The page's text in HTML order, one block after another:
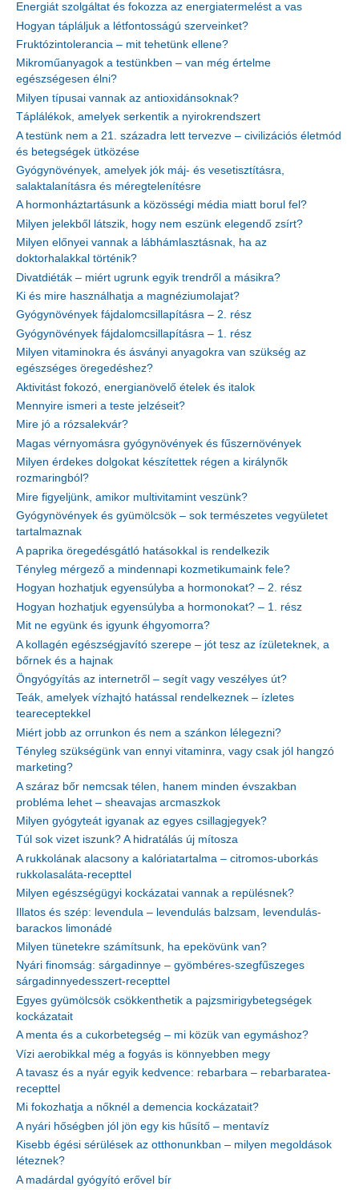
Energiát szolgáltat és fokozza az energiatermelést a vas
Hogyan tápláljuk a létfontosságú szerveinket?
Fruktózintolerancia – mit tehetünk ellene?
Mikroműanyagok a testünkben – van még értelme
egészségesen élni?
Milyen típusai vannak az antioxidánsoknak?
Táplálékok, amelyek serkentik a nyirokrendszert
A testünk nem a 21. századra lett tervezve – civilizációs életmód
és betegségek ütközése
Gyógynövények, amelyek jók máj- és vesetisztításra,
salaktalanításra és méregtelenítésre
A hormonháztartásunk a közösségi média miatt borul fel?
Milyen jelekből látszik, hogy nem eszünk elegendő zsírt?
Milyen előnyei vannak a lábhámlasztásnak, ha az
doktorhalakkal történik?
Divatdiéták – miért ugrunk egyik trendről a másikra?
Ki és mire használhatja a magnéziumolajat?
Gyógynövények fájdalomcsillapításra – 2. rész
Gyógynövények fájdalomcsillapításra – 1. rész
Milyen vitaminokra és ásványi anyagokra van szükség az
egészséges öregedéshez?
Aktivitást fokozó, energianövelő ételek és italok
Mennyire ismeri a teste jelzéseit?
Mire jó a rózsalekvár?
Magas vérnyomásra gyógynövények és fűszernövények
Milyen érdekes dolgokat készítettek régen a királynők
rozmaringból?
Mire figyeljünk, amikor multivitamint veszünk?
Gyógynövények és gyümölcsök – sok természetes vegyületet
tartalmaznak
A paprika öregedésgátló hatásokkal is rendelkezik
Tényleg mérgező a mindennapi kozmetikumaink fele?
Hogyan hozhatjuk egyensúlyba a hormonokat? – 2. rész
Hogyan hozhatjuk egyensúlyba a hormonokat? – 1. rész
Mit ne együnk és igyunk éhgyomorra?
A kollagén egészségjavító szerepe – jót tesz az ízületeknek, a
bőrnek és a hajnak
Öngyógyítás az internetről – segít vagy veszélyes út?
Teák, amelyek vízhajtó hatással rendelkeznek – ízletes
teareceptekkel
Miért jobb az orrunkon és nem a szánkon lélegezni?
Tényleg szükségünk van ennyi vitaminra, vagy csak jól hangzó
marketing?
A száraz bőr nemcsak télen, hanem minden évszakban
probléma lehet – sheavajas arcmaszkok
Milyen gyógyteát igyanak az egyes csillagjegyek?
Túl sok vizet iszunk? A hidratálás új mítosza
A rukkolának alacsony a kalóriatartalma – citromos-uborkás
rukkolasaláta-recepttel
Milyen egészségügyi kockázatai vannak a repülésnek?
Illatos és szép: levendula – levendulás balzsam, levendulás-
barackos limonádé
Milyen tünetekre számítsunk, ha epekövünk van?
Nyári finomság: sárgadinnye – gyömbéres-szegfűszeges
sárgadinnyedesszert-recepttel
Egyes gyümölcsök csökkenthetik a pajzsmirigybetegségek
kockázatait
A menta és a cukorbetegség – mi közük van egymáshoz?
Vízi aerobikkal még a fogyás is könnyebben megy
A tavasz és a nyár egyik kedvence: rebarbara – rebarbaratea-
recepttel
Mi fokozhatja a nőknél a demencia kockázatait?
A nyári hőségben jól jön egy kis hűsítő – mentavíz
Kisebb égési sérülések az otthonunkban – milyen megoldások
léteznek?
A madárdal gyógyító erővel bír